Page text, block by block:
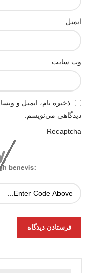
ایمیل
وب‌ سایت
ذخیره نام، ایمیل و
دیدگاهی می‌نویسم.
Recaptcha